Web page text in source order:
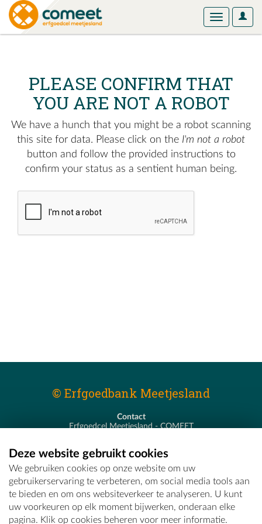
User
Toggle
PLEASE CONFIRM THAT
YOU ARE NOT A ROBOT
We have a hunch that you might be a robot scanning
this site for data. Please click on the I'm not a robot
button and follow the provided instructions to
confirm your status as a sentient human being.
© Erfgoedbank Meetjesland
Contact
Erfgoedcel Meetjesland - COMEET
T - 09 373 75 96
E -erfgoedcel@comeet.be
Deze website gebruikt cookies
We gebruiken cookies op onze website om uw
gebruikerservaring te verbeteren, om social media tools aan
te bieden en om ons websiteverkeer te analyseren. U kunt
uw voorkeuren op elk moment bijwerken, onderaan elke
pagina. Klik op cookies beheren voor meer informatie.